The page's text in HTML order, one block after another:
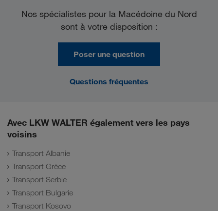
Nos spécialistes pour la Macédoine du Nord
sont à votre disposition :
Poser une question
Questions fréquentes
Avec LKW WALTER également vers les pays
voisins
Transport Albanie
Transport Grèce
Transport Serbie
Transport Bulgarie
Transport Kosovo